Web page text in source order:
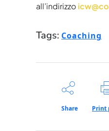
all’indirizzo
Tags: Coaching
Share Print